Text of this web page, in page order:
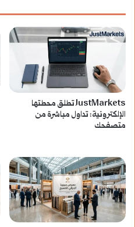
بعروض
مميزة
وخصومات
غير
مسبوقة
ثمينة
JustMarkets تطلق محطتها
الإلكترونية: تداول مباشرة من
متصفحك